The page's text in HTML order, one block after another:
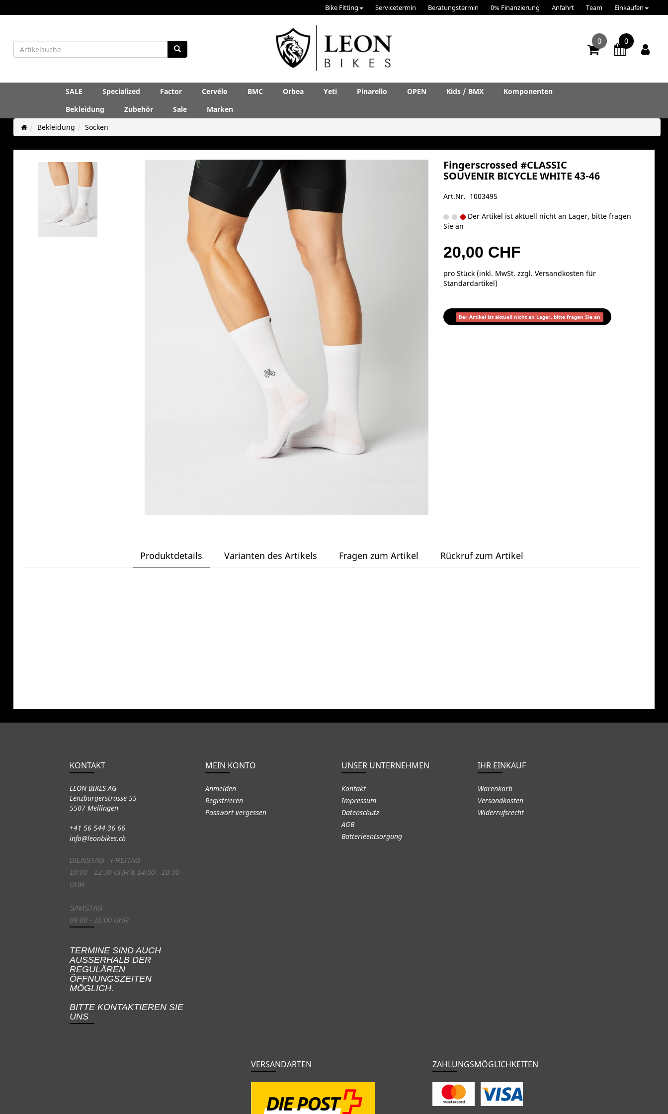
Bike Fitting Servicetermin Beratungstermin 0% Finanzierung Anfahrt Team Einkaufen
0 0
SALE Specialized Factor Cervélo BMC Orbea Yeti Pinarello OPEN Kids / BMX
Komponenten
Bekleidung
Zubehör Sale
Marken
Bekleidung
Socken
Fingerscrossed #CLASSIC
SOUVENIR BICYCLE WHITE 43-46
Art.Nr. 1003495
Der Artikel ist aktuell nicht an Lager, bitte fragen
Sie an
20,00 CHF
pro Stück (inkl. MwSt. zzgl.Versandkosten für
Standardartikel)
Der Artikel ist aktuell nicht an Lager, bitte fragen Sie an
Produktdetails Varianten des Artikels Fragen zum Artikel Rückruf zum Artikel
KONTAKT
LEON BIKES AG
Lenzburgerstrasse 55
5507 Mellingen
+41 56 544 36 66
info@leonbikes.ch
DIENSTAG - FREITAG
10:00 - 12:30 UHR & 14:00 - 18:30
UHR
SAMSTAG
09:00 - 15:00 UHR
TERMINE SIND AUCH
AUSSERHALB DER
REGULÄREN
ÖFFNUNGSZEITEN
MÖGLICH.
BITTE KONTAKTIEREN SIE
UNS
MEIN KONTO
Anmelden
Registrieren
Passwort vergessen
UNSER UNTERNEHMEN
Kontakt
Impressum
Datenschutz
AGB
Batterieentsorgung
IHR EINKAUF
Warenkorb
Versandkosten
Widerrufsrecht
VERSANDARTEN ZAHLUNGSMÖGLICHKEITEN